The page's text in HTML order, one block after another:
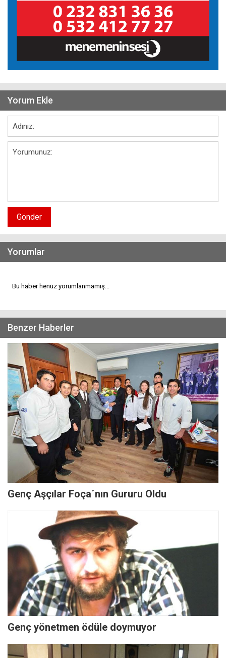
Yorum Ekle
Gönder
Yorumlar
Bu haber henüz yorumlanmamış...
Benzer Haberler
Genç Aşçılar Foça´nın Gururu Oldu
Genç yönetmen ödüle doymuyor